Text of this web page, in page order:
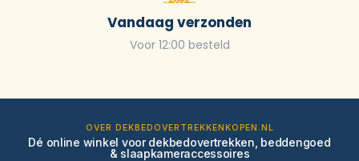
Vandaag verzonden
Voor 12:00 besteld
OVER DEKBEDOVERTREKKENKOPEN.NL
Dé online winkel voor dekbedovertrekken, beddengoed
& slaapkameraccessoires